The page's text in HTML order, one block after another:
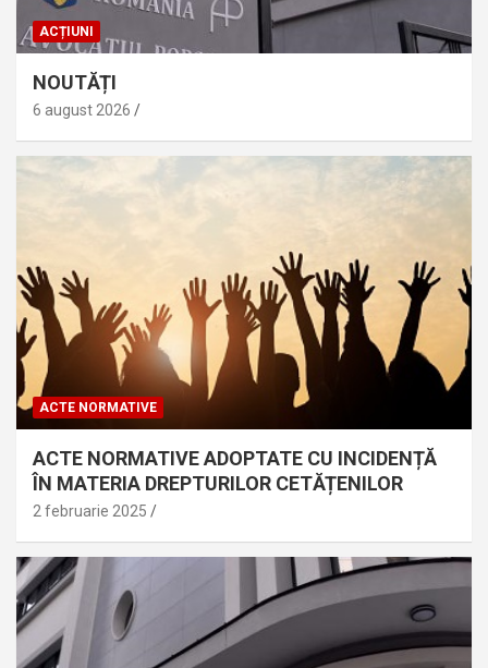
ACȚIUNI
NOUTĂȚI
6 august 2026
ACTE NORMATIVE
ACTE NORMATIVE ADOPTATE CU INCIDENȚĂ
ÎN MATERIA DREPTURILOR CETĂȚENILOR
2 februarie 2025